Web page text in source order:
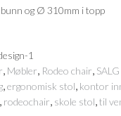
og Ø 310mm i topp
1
, Møbler, Rodeo chair,
,ergonomisk stol, kontor
, rodeochair, skole stol,til